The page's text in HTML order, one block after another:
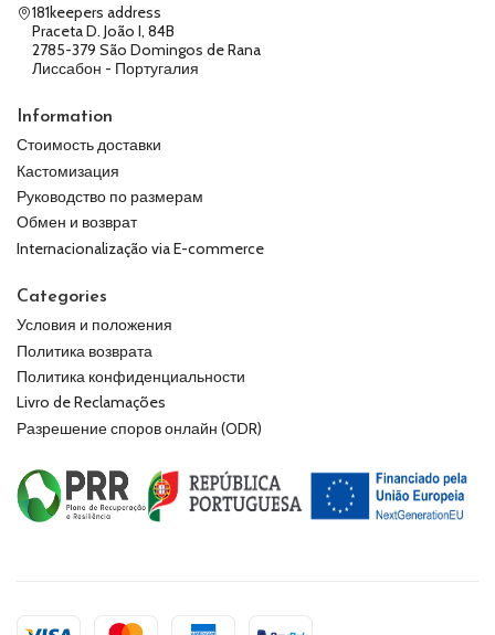
181keepers address
Praceta D. João I, 84B
2785-379 São Domingos de Rana
Лиссабон - Португалия
Information
Стоимость доставки
Кастомизация
Руководство по размерам
Обмен и возврат
Internacionalização via E-commerce
Categories
Условия и положения
Политика возврата
Политика конфиденциальности
Livro de Reclamações
Разрешение споров онлайн (ODR)